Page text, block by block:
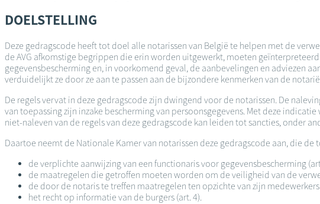
DOELSTELLING
Deze gedragscode heeft tot doel alle notarissen van België te helpen met de
de AVG afkomstige begrippen die erin worden uitgewerkt, moeten
gegevensbescherming en, in voorkomend geval, de aanbevelingen en adviezen
verduidelijkt ze door ze aan te passen aan de bijzondere kenmerken van de
De regels vervat in deze gedragscode zijn dwingend voor de notarissen. De
van toepassing zijn inzake bescherming van persoonsgegevens. Met deze
niet-naleven van de regels van deze gedragscode kan leiden tot sancties, onder
Daartoe neemt de Nationale Kamer van notarissen deze gedragscode aan, die
de verplichte aanwijzing van een functionaris voor gegevensbescherming
de maatregelen die getroffen moeten worden om de veiligheid van de
de door de notaris te treffen maatregelen ten opzichte van zijn medewerkers
het recht op informatie van de burgers (art. 4).